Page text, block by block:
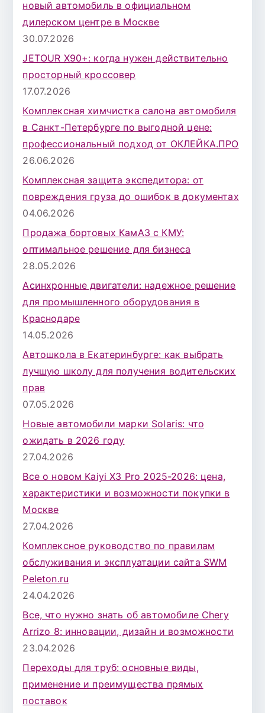
новый автомобиль в официальном
дилерском центре в Москве
30.07.2026
JETOUR X90+: когда нужен действительно
просторный кроссовер
17.07.2026
Комплексная химчистка салона автомобиля
в Санкт-Петербурге по выгодной цене:
профессиональный подход от ОКЛЕЙКА.ПРО
26.06.2026
Комплексная защита экспедитора: от
повреждения груза до ошибок в документах
04.06.2026
Продажа бортовых КамАЗ с КМУ:
оптимальное решение для бизнеса
28.05.2026
Асинхронные двигатели: надежное решение
для промышленного оборудования в
Краснодаре
14.05.2026
Автошкола в Екатеринбурге: как выбрать
лучшую школу для получения водительских
прав
07.05.2026
Новые автомобили марки Solaris: что
ожидать в 2026 году
27.04.2026
Все о новом Kaiyi X3 Pro 2025-2026: цена,
характеристики и возможности покупки в
Москве
27.04.2026
Комплексное руководство по правилам
обслуживания и эксплуатации сайта SWM
Peleton.ru
24.04.2026
Все, что нужно знать об автомобиле Chery
Arrizo 8: инновации, дизайн и возможности
23.04.2026
Переходы для труб: основные виды,
применение и преимущества прямых
поставок